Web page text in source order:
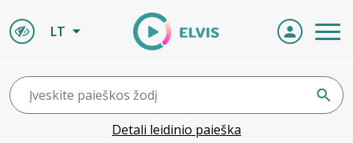
LT
Detali leidinio paieška